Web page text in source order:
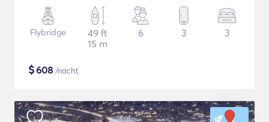
Flybridge
49 ft
15 m
6 3 3
$608 /nacht